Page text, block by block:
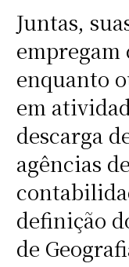
Juntas,
empregam
enquanto
em
descarga
agências
definição
de